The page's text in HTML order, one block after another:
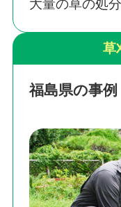
大量の草の処
草
福島県の事例